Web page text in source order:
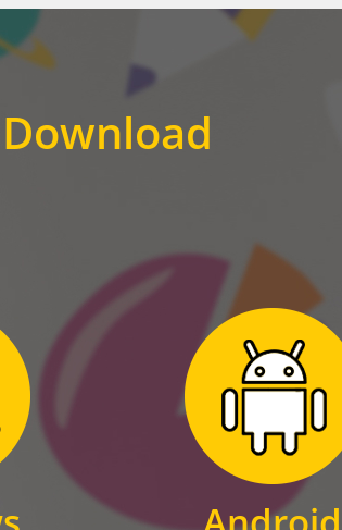
Download
Zum Download
für Android